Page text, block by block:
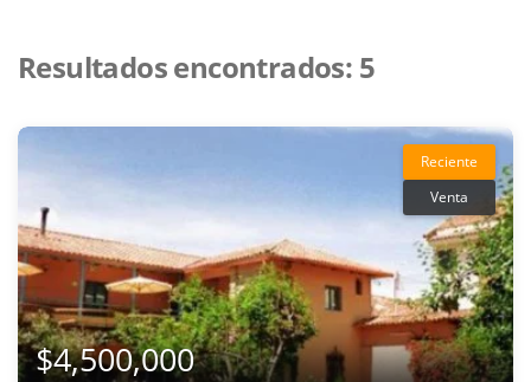
Resultados encontrados: 5
Reciente
Venta
$4,500,000